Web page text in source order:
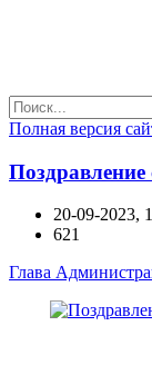
Полная версия
20-09-2023,
621
Глава